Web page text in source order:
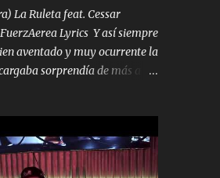
el Hombre Cuarenta y
7 arreglan cualquier
más es cuestión que ordené
UN HERMANO DE CLAVE
POR LA FAMILIA PARA QUE
Es el DOS de los
un cerebro inteligente y com...
La Ruleta feat. Cessar
Lyrics Y así siempre
aventado y muy ocurrente la
sorprendía de más a la
la navego ando en lo mío sin
si hay problemas lo